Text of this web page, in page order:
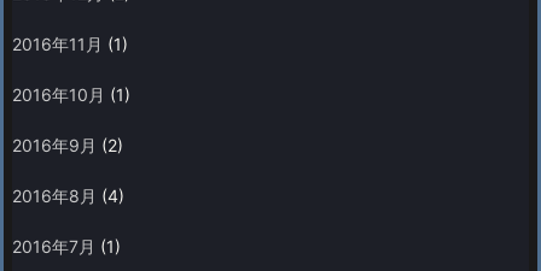
2016年11月 (1)
2016年10月 (1)
2016年9月 (2)
2016年8月 (4)
2016年7月 (1)